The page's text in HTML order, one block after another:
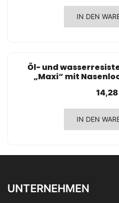
IN DEN
Öl- und
„Maxi“ mit
14,28
IN DEN
UNTERNEHMEN